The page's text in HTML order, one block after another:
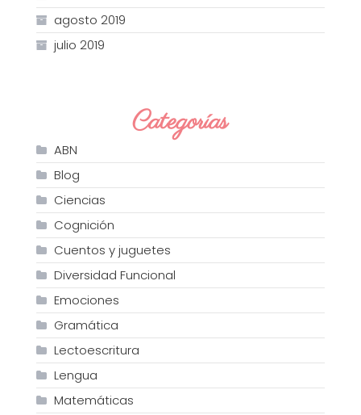
agosto 2019
julio 2019
Categorías
ABN
Blog
Ciencias
Cognición
Cuentos y juguetes
Diversidad Funcional
Emociones
Gramática
Lectoescritura
Lengua
Matemáticas